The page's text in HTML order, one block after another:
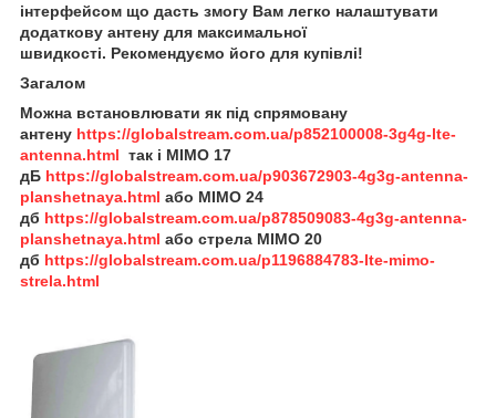
інтерфейсом що дасть змогу Вам легко налаштувати
додаткову антену для максимальної
швидкості. Рекомендуємо його для купівлі!
Загалом
Можна встановлювати як під спрямовану
антену https://globalstream.com.ua/p852100008-3g4g-lte-
antenna.html так і MIMO 17
дБ https://globalstream.com.ua/p903672903-4g3g-antenna-
planshetnaya.html або MIMO 24
дб https://globalstream.com.ua/p878509083-4g3g-antenna-
planshetnaya.html або стрела MIMO 20
дб https://globalstream.com.ua/p1196884783-lte-mimo-
strela.html